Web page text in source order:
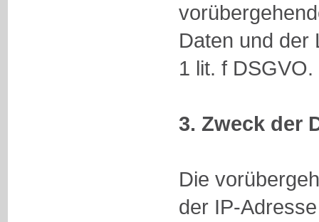
Daten und der
1 lit. f DSGVO.
3. Zweck der
Die
der IP-